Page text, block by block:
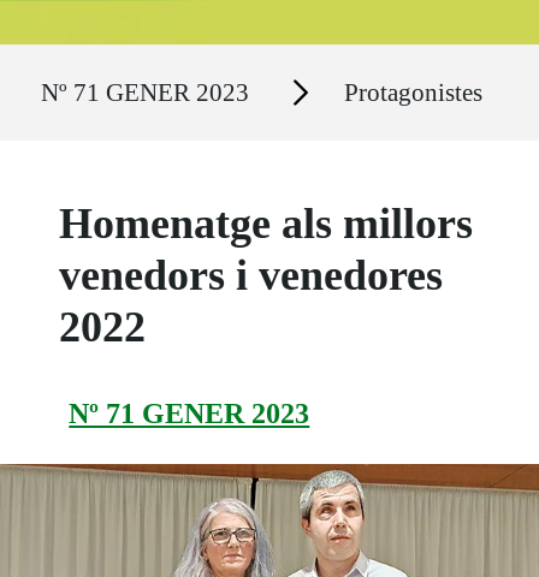
Nº 71 GENER 2023 Secciones Protagonistes
Homenatge als millors
venedors i venedores
2022
Nº 71 GENER 2023